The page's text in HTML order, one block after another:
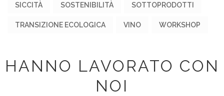
SICCITÀ SOSTENIBILITÀ SOTTOPRODOTTI
TRANSIZIONE ECOLOGICA VINO WORKSHOP
HANNO LAVORATO CON
NOI